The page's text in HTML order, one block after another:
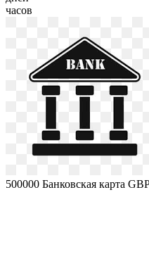
часов
500000 Банковская карта